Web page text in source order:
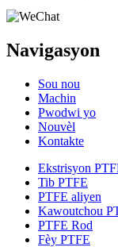
Navigasyon
Sou nou
Machin
Pwodwi yo
Nouvèl
Kontakte
Ekstrisyon
Tib PTFE
PTFE aliyen
Kawoutchou
PTFE Rod
Fèy PTFE